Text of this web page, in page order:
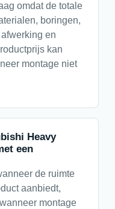
omdat de totale
boringen,
en
kan
montage niet
Heavy
een
de ruimte
aanbiedt,
montage